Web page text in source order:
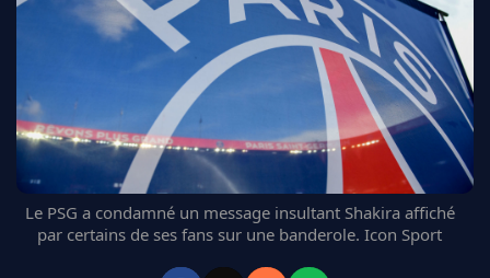
REAL MADRID
FC BARCELONE
MANCHESTER UNITED
ARSENAL
BAYERN
L'AVIS DE LA RÉDAC'
Le PSG a condamné un message insultant Shakira affiché
par certains de ses fans sur une banderole. Icon Sport